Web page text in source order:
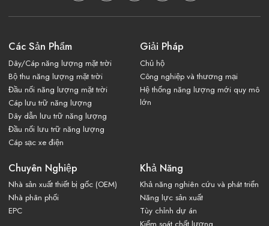
Các Sản Phẩm
Dây/Cáp năng lượng mặt trời
Bộ thu năng lượng mặt trời
Đầu nối năng lượng mặt trời
Cáp lưu trữ năng lượng
Dây dẫn lưu trữ năng lượng
Đầu nối lưu trữ năng lượng
Cáp sạc xe điện
Giải Pháp
Chủ hộ
Công nghiệp và thương mại
Hệ thống năng lượng mới quy mô
lớn
Chuyên Nghiệp
Nhà sản xuất thiết bị gốc (OEM)
Nhà phân phối
EPC
Khả Năng
Khả năng nghiên cứu và phát triển
Năng lực sản xuất
Tùy chỉnh dự án
Kiểm soát chất lượng